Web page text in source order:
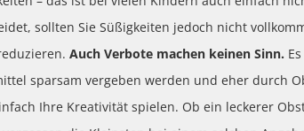
sollten Sie Süßigkeiten jedoch nicht
Auch Verbote machen keinen Sinn.
sparsam vergeben werden und eher durch
Ihre Kreativität spielen. Ob ein leckerer